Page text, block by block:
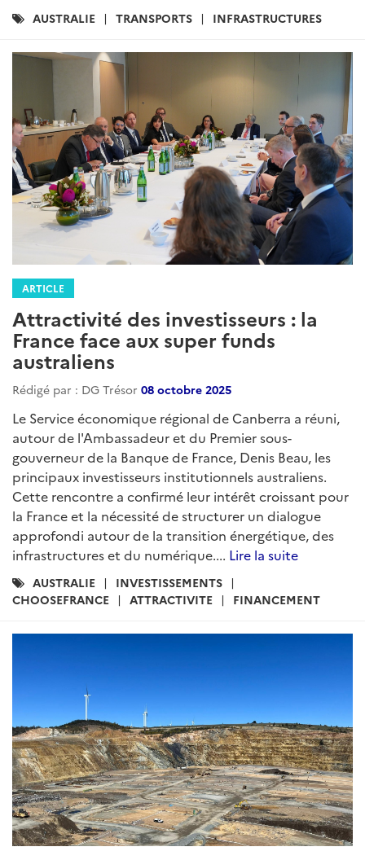
Catégories
AUSTRALIE TRANSPORTS INFRASTRUCTURES
ARTICLE
Attractivité des investisseurs : la
France face aux super funds
australiens
Rédigé par : DG Trésor 08 octobre 2025
Le Service économique régional de Canberra a réuni,
autour de l'Ambassadeur et du Premier sous-
gouverneur de la Banque de France, Denis Beau, les
principaux investisseurs institutionnels australiens.
Cette rencontre a confirmé leur intérêt croissant pour
la France et la nécessité de structurer un dialogue
approfondi autour de la transition énergétique, des
infrastructures et du numérique.... Lire la suite
Catégories
:
AUSTRALIE
INVESTISSEMENTS
CHOOSEFRANCE
ATTRACTIVITE FINANCEMENT